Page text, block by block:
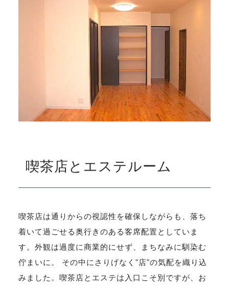
喫茶店とエステルーム
喫茶店は通りからの視認性を確保しながらも、落ち
着いて過ごせる奥行きのある客席配置としていま
す。外観は過度に商業的にせず、まちなみに馴染む
佇まいに。 その中にさりげなく"店"の気配を織り込
みました。喫茶店とエステは入口こそ別ですが、お